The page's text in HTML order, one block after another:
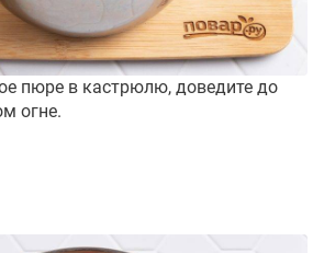
пюре в кастрюлю, доведите до
огне.